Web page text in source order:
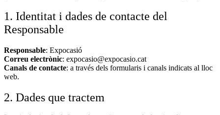
1. Identitat i dades de contacte del
Responsable
Responsable: Expocasió
Correu electrònic: expocasio@expocasio.cat
Canals de contacte: a través dels formularis i canals indicats al lloc
web.
2. Dades que tractem